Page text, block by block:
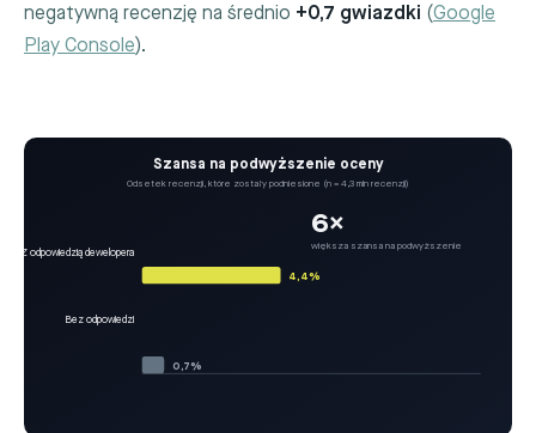
negatywną recenzję na średnio +0,7 gwiazdki (Google
Play Console).
Szansa na podwyższenie oceny
Odsetek recenzji, które zostały podniesione (n = 4,3 mln recenzji)
Bez odpowiedzi
0,7%
Z odpowiedzią dewelopera
4,4%
6×
większa szansa na podwyższenie